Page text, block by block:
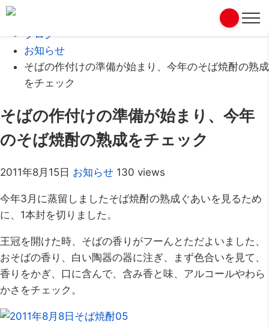
ブログ
お知らせ
そばの作付けの準備が始まり、今年のそば焼酎の熟成
をチェック
そばの作付けの準備が始まり、今年
のそば焼酎の熟成をチェック
2011年8月15日 お知らせ 130 views
今年3月に蒸留しましたそば焼酎の熟成ぐあいを見るため
に、1本封を切りました。
王冠を開けた時、そばの香りがフーんとただよいました、
おそばの香り、白い陶器の器に注ぎ、まず色合いを見て、
香りをかぎ、口に含んで、含み香と味、アルコールやわら
かさをチェック。